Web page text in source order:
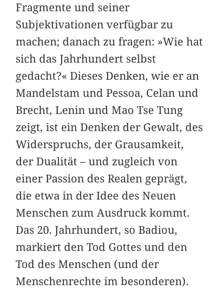
Fragmente und seiner
Subjektivationen verfügbar zu
machen; danach zu fragen: »Wie hat
sich das Jahrhundert selbst
gedacht?« Dieses Denken, wie er an
Mandelstam und Pessoa, Celan und
Brecht, Lenin und Mao Tse Tung
zeigt, ist ein Denken der Gewalt, des
Widerspruchs, der Grausamkeit,
der Dualität – und zugleich von
einer Passion des Realen geprägt,
die etwa in der Idee des Neuen
Menschen zum Ausdruck kommt.
Das 20. Jahrhundert, so Badiou,
markiert den Tod Gottes und den
Tod des Menschen (und der
Menschenrechte im besonderen).